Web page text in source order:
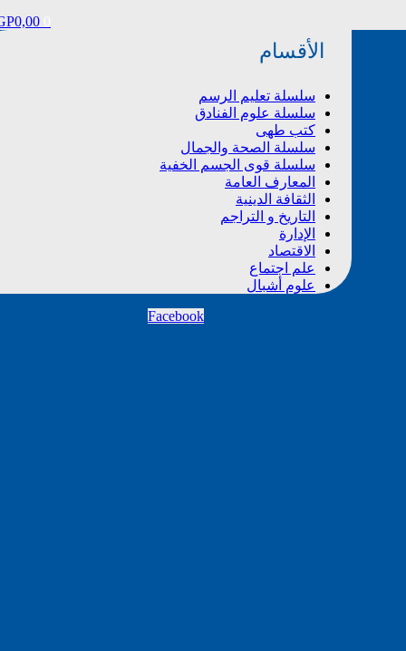
الأقسام
سلسلة تعليم الرسم
سلسلة علوم الفنادق
كتب طهى
سلسلة الصحة والجمال
سلسلة قوى الجسم الخفية
المعارف العامة
الثقافة الدينية
التاريخ و التراجم
الاقتصاد
علم اجتماع
علوم أشبال
Facebook